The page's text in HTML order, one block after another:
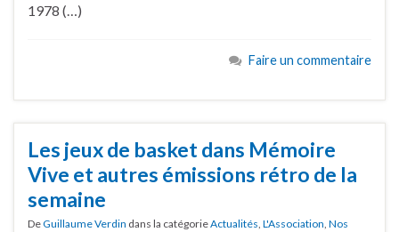
1978 (…)
Faire un commentaire
Les jeux de basket dans Mémoire
Vive et autres émissions rétro de la
semaine
DeGuillaume Verdin dans la catégorieActualités, L'Association, Nos